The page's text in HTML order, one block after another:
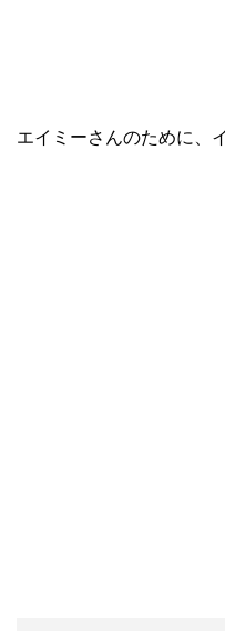
エイミーさんのために、